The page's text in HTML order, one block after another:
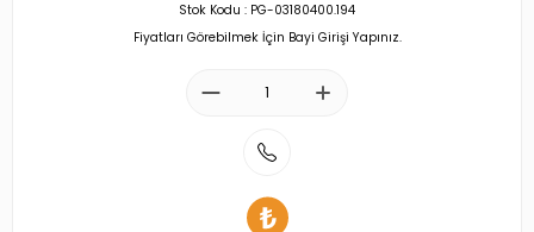
Stok Kodu : PG-03180400.194
Fiyatları Görebilmek İçin Bayi Girişi Yapınız.